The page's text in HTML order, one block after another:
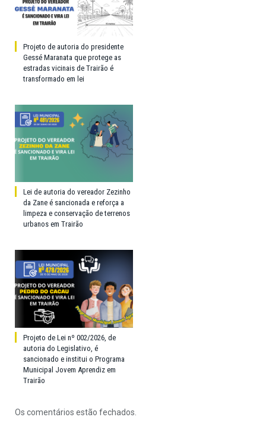
Projeto de autoria do presidente
Gessé Maranata que protege as
estradas vicinais de Trairão é
transformado em lei
Lei de autoria do vereador Zezinho
da Zane é sancionada e reforça a
limpeza e conservação de terrenos
urbanos em Trairão
Projeto de Lei nº 002/2026, de
autoria do Legislativo, é
sancionado e institui o Programa
Municipal Jovem Aprendiz em
Trairão
Os comentários estão fechados.